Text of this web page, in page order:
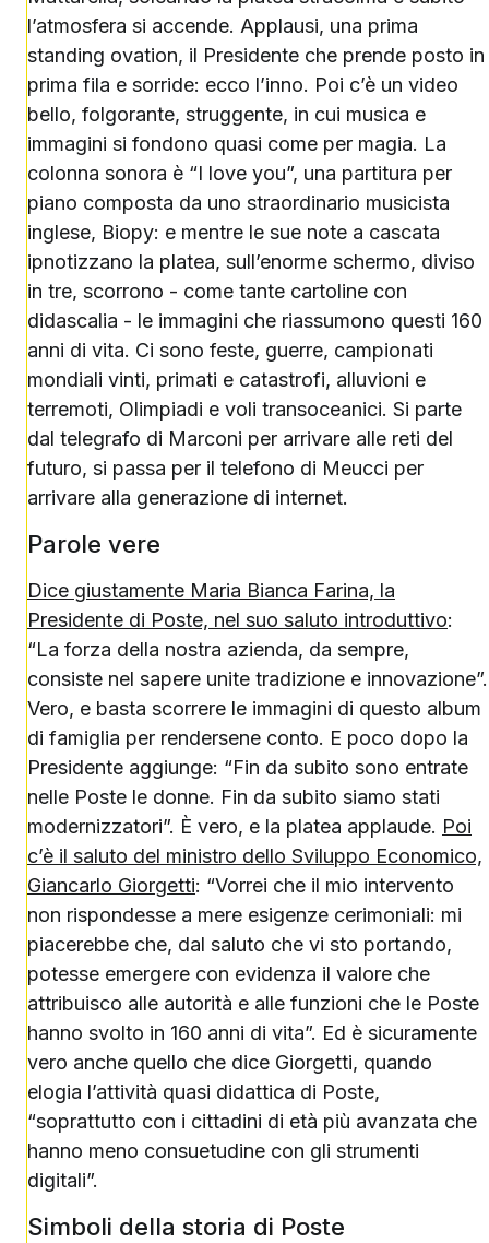
l’atmosfera si accende. Applausi, una prima
standing ovation, il Presidente che prende posto in
prima fila e sorride: ecco l’inno. Poi c’è un video
bello, folgorante, struggente, in cui musica e
immagini si fondono quasi come per magia. La
colonna sonora è “I love you”, una partitura per
piano composta da uno straordinario musicista
inglese, Biopy: e mentre le sue note a cascata
ipnotizzano la platea, sull’enorme schermo, diviso
in tre, scorrono - come tante cartoline con
didascalia - le immagini che riassumono questi 160
anni di vita. Ci sono feste, guerre, campionati
mondiali vinti, primati e catastrofi, alluvioni e
terremoti, Olimpiadi e voli transoceanici. Si parte
dal telegrafo di Marconi per arrivare alle reti del
futuro, si passa per il telefono di Meucci per
arrivare alla generazione di internet.
Parole vere
Dice giustamente Maria Bianca Farina, la
Presidente di Poste, nel suo saluto introduttivo:
“La forza della nostra azienda, da sempre,
consiste nel sapere unite tradizione e innovazione”.
Vero, e basta scorrere le immagini di questo album
di famiglia per rendersene conto. E poco dopo la
Presidente aggiunge: “Fin da subito sono entrate
nelle Poste le donne. Fin da subito siamo stati
modernizzatori”. È vero, e la platea applaude. Poi
c’è il saluto del ministro dello Sviluppo Economico,
Giancarlo Giorgetti: “Vorrei che il mio intervento
non rispondesse a mere esigenze cerimoniali: mi
piacerebbe che, dal saluto che vi sto portando,
potesse emergere con evidenza il valore che
attribuisco alle autorità e alle funzioni che le Poste
hanno svolto in 160 anni di vita”. Ed è sicuramente
vero anche quello che dice Giorgetti, quando
elogia l’attività quasi didattica di Poste,
“soprattutto con i cittadini di età più avanzata che
hanno meno consuetudine con gli strumenti
digitali”.
Simboli della storia di Poste